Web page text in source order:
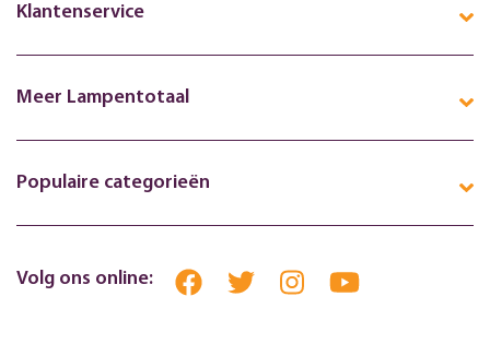
Klantenservice
Meer Lampentotaal
Populaire categorieën
Volg ons online: